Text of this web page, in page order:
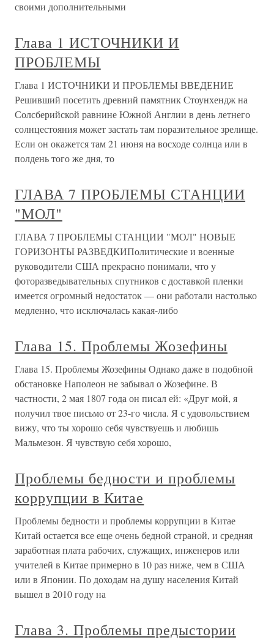
своими дополнительными
Глава 1 ИСТОЧНИКИ И
ПРОБЛЕМЫ
Глава 1 ИСТОЧНИКИ И ПРОБЛЕМЫ ВВЕДЕНИЕ
Решивший посетить древний памятник Стоунхендж на
Солсберийской равнине Южной Англии в день летнего
солнцестояния может застать там поразительное зрелище.
Если он окажется там 21 июня на восходе солнца или в
полдень того же дня, то
ГЛАВА 7 ПРОБЛЕМЫ СТАНЦИИ
"МОЛ"
ГЛАВА 7 ПРОБЛЕМЫ СТАНЦИИ "МОЛ" НОВЫЕ
ГОРИЗОНТЫ РАЗВЕДКИПолитические и военные
руководители США прекрасно понимали, что у
фоторазведывательных спутников с доставкой пленки
имеется огромный недостаток — они работали настолько
медленно, что исключалась какая-либо
Глава 15. Проблемы Жозефины
Глава 15. Проблемы Жозефины Однако даже в подобной
обстановке Наполеон не забывал о Жозефине. В
частности, 2 мая 1807 года он писал ей: «Друг мой, я
получил твое письмо от 23-го числа. Я с удовольствием
вижу, что ты хорошо себя чувствуешь и любишь
Мальмезон. Я чувствую себя хорошо,
Проблемы бедности и проблемы
коррупции в Китае
Проблемы бедности и проблемы коррупции в Китае
Китай остается все еще очень бедной страной, и средняя
заработная плата рабочих, служащих, инженеров или
учителей в Китае примерно в 10 раз ниже, чем в США
или в Японии. По доходам на душу населения Китай
вышел в 2010 году на
Глава 3. Проблемы предыстории